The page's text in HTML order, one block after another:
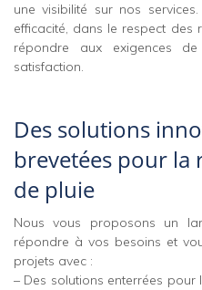
une visibilité sur nos
efficacité, dans le respect des
répondre aux exigences
satisfaction.
Des solutions
brevetées pour la
de pluie
Nous vous proposons un
répondre à vos besoins et
projets avec :
– Des solutions enterrées